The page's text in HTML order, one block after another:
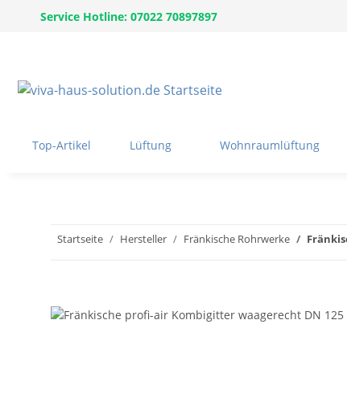
Service Hotline: 07022 70897897
Top-Artikel Lüftung Wohnraumlüftung
Startseite Hersteller Fränkische Rohrwerke